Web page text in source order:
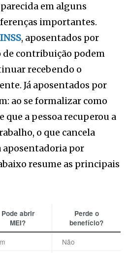
em alguns
importantes.
INSS, aposentados por
de contribuição podem
recebendo o
Já aposentados por
ao se formalizar como
que a pessoa recuperou a
o que cancela
por
resume as principais
Pode abrir
MEI?
Perde o
benefício?
Não